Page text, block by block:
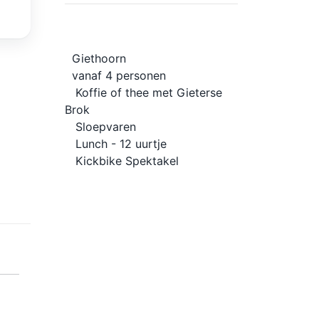
Giethoorn
vanaf 4 personen
Koffie of thee met Gieterse
Brok
Sloepvaren
Lunch - 12 uurtje
Kickbike Spektakel